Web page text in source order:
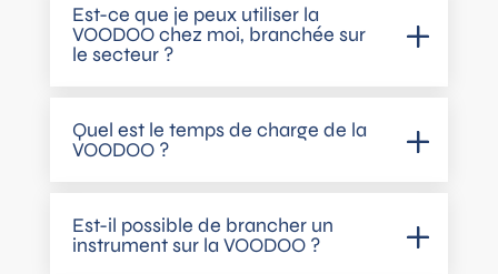
Est-ce que je peux utiliser la
VOODOO chez moi, branchée sur
le secteur ?
Quel est le temps de charge de la
VOODOO ?
Est-il possible de brancher un
instrument sur la VOODOO ?